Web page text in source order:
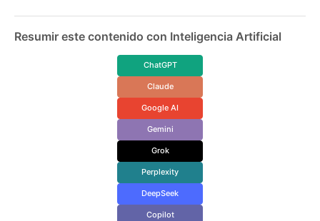
Resumir este contenido con Inteligencia Artificial
ChatGPT
Claude
Google AI
Gemini
Grok
Perplexity
DeepSeek
Copilot